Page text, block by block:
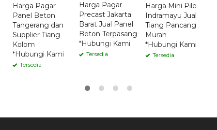
Harga Pagar
Panel Beton
Tangerang dan
Supplier Tiang
Kolom
*Hubungi Kami
Tersedia
Harga Pagar
Precast Jakarta
Barat Jual Panel
Beton Terpasang
*Hubungi Kami
Tersedia
Harga Mini Pile
Indramayu Jual
Tiang Pancang
Murah
*Hubungi Kami
Tersedia